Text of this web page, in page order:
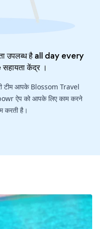
उपलब्ध है all day every
सहायता केंद्र।
टीम आपके Blossom Travel
ऐप को आपके लिए काम करने
करती है।